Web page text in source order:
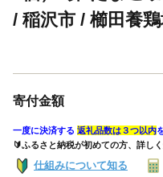
/ 稲沢市 / 櫛田養
寄付金額
一度に決済する 返礼品数は３つ以内
🔰ふるさと納税が初めての方、詳し
仕組みについて知る